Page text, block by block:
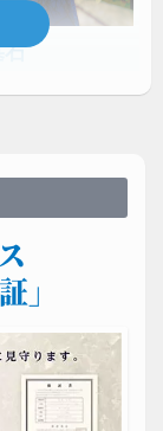
の光学ガ
」